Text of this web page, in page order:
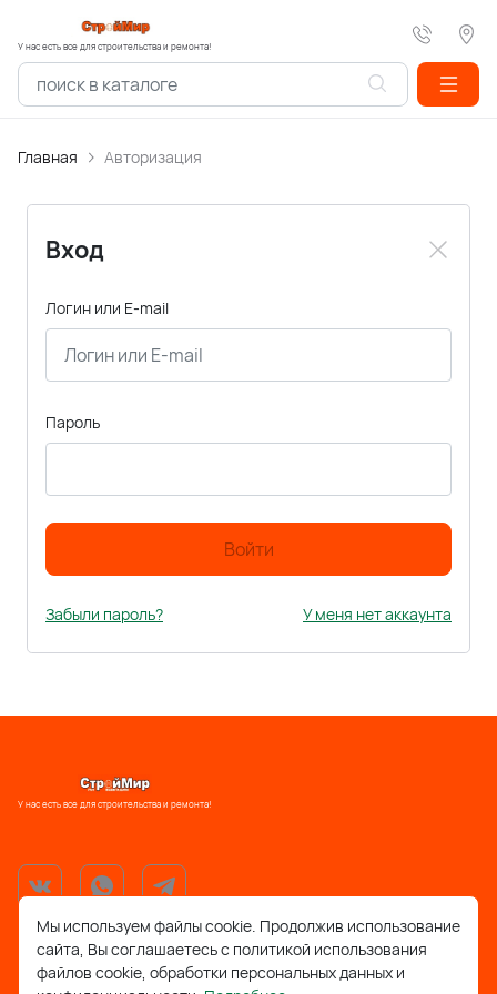
У нас есть все для строительства и ремонта!
Главная Авторизация
Вход
Логин или E-mail
Пароль
Войти
Забыли пароль? У меня нет аккаунта
У нас есть все для строительства и ремонта!
support@stroymir48.ru
Мы используем файлы cookie. Продолжив использование
сайта, Вы соглашаетесь с политикой использования
файлов cookie, обработки персональных данных и